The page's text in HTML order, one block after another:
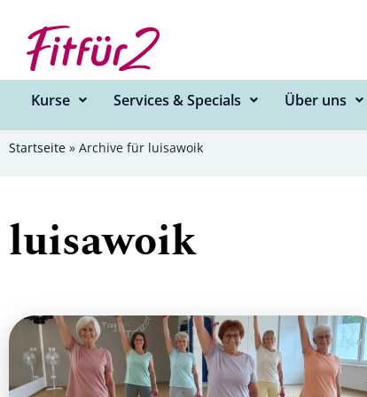
Inhalt
springen
Kurse Services & Specials Über uns
Startseite » Archive für luisawoik
luisawoik